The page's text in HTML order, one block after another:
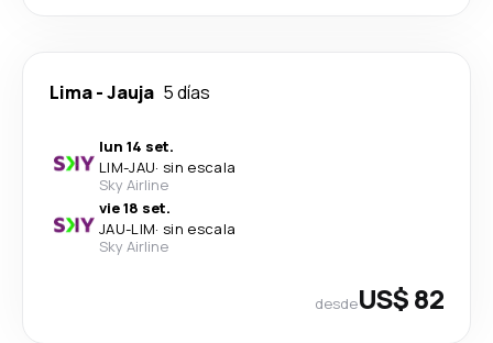
Lima-Jauja 5 días
lun 14 set.
LIM-JAU· sin escala
Sky Airline
vie 18 set.
JAU-LIM· sin escala
Sky Airline
desdeUS$ 82